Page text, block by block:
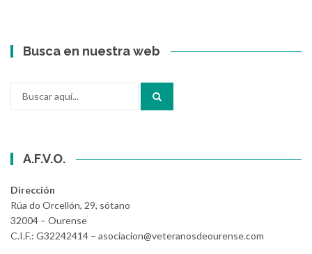
Busca en nuestra web
A.F.V.O.
Dirección
Rúa do Orcellón, 29, sótano
32004 – Ourense
C.I.F.: G32242414 – asociacion@veteranosdeourense.com